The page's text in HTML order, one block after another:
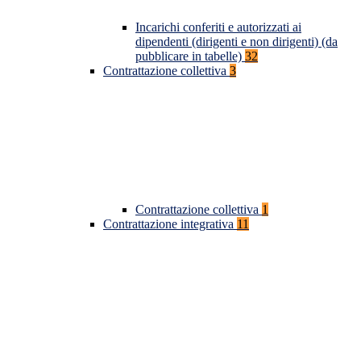
Incarichi conferiti e autorizzati ai
dipendenti (dirigenti e non dirigenti) (da
pubblicare in tabelle) 32
Contrattazione collettiva 3
Contrattazione collettiva 1
Contrattazione integrativa 11